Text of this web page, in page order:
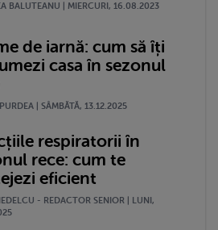
BALUTEANU | MIERCURI, 16.08.2023
de iarnă: cum să îți
casa în sezonul
| SÂMBĂTĂ, 13.12.2025
respiratorii în
rece: cum te
eficient
- REDACTOR SENIOR | LUNI,